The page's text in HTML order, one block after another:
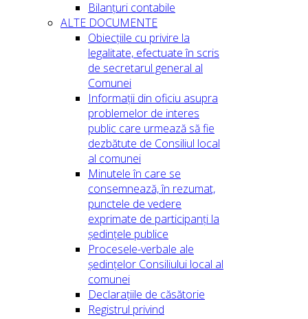
Bilanțuri contabile
ALTE DOCUMENTE
Obiecțiile cu privire la
legalitate, efectuate în scris
de secretarul general al
Comunei
Informații din oficiu asupra
problemelor de interes
public care urmează să fie
dezbătute de Consiliul local
al comunei
Minutele în care se
consemnează, în rezumat,
punctele de vedere
exprimate de participanți la
ședințele publice
Procesele-verbale ale
ședințelor Consiliului local al
comunei
Declarațiile de căsătorie
Registrul privind